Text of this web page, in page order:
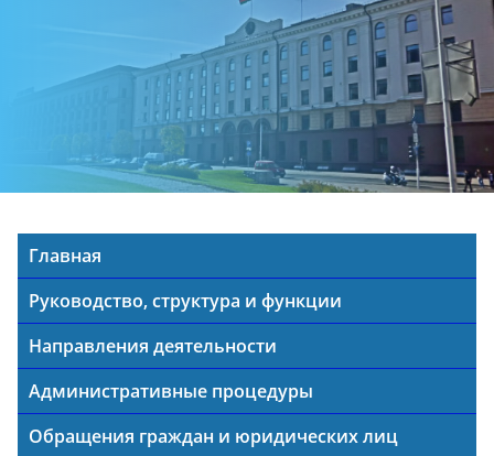
Главная
Руководство, структура и функции
Направления деятельности
Административные процедуры
Обращения граждан и юридических лиц